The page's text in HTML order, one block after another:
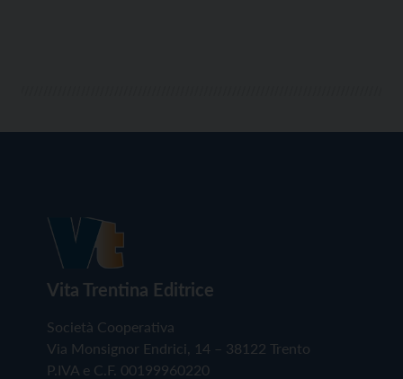
Vita Trentina Editrice
Società Cooperativa
Via Monsignor Endrici, 14 – 38122 Trento
P.IVA e C.F. 00199960220